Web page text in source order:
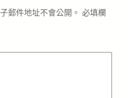
郵件地址不會公開。 必填欄